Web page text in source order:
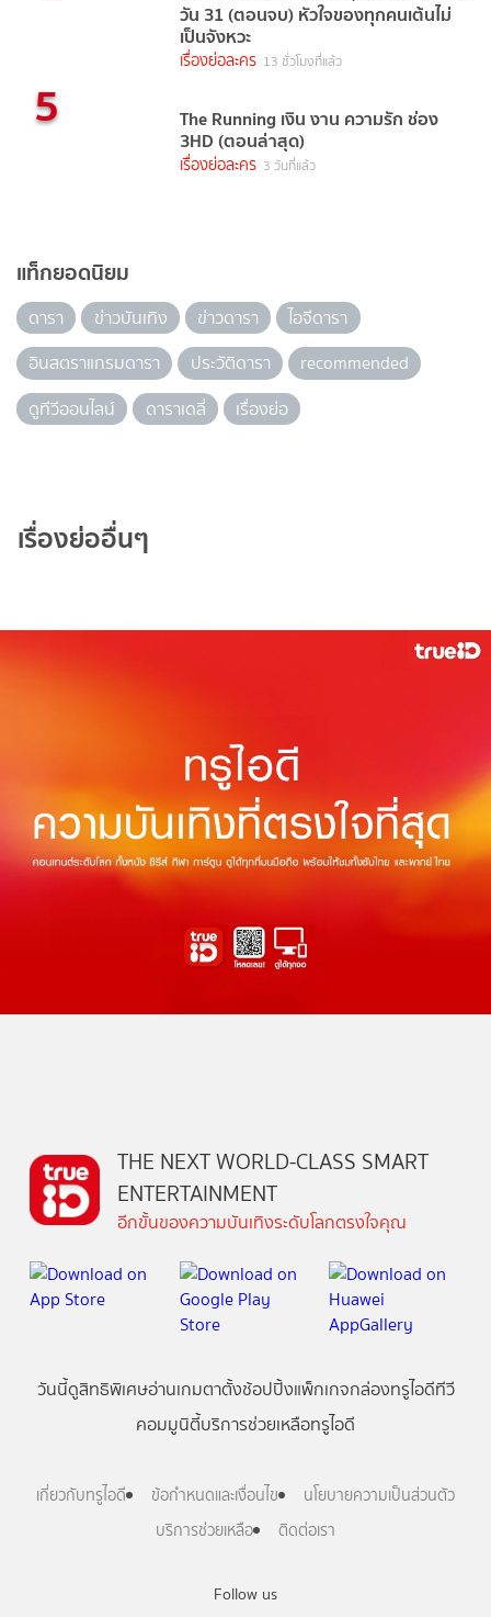
วัน 31 (ตอนจบ) หัวใจของทุกคนเต้นไม่
เป็นจังหวะ
เรื่องย่อละคร 13 ชั่วโมงที่แล้ว
5 The Running เงิน งาน ความรัก ช่อง
3HD (ตอนล่าสุด)
เรื่องย่อละคร 3 วันที่แล้ว
แท็กยอดนิยม
ดารา ข่าวบันเทิง ข่าวดารา
ไอจีดารา
อินสตราแกรมดารา
ประวัติดารา
recommended
ดูทีวีออนไลน์
ดาราเดลี่ เรื่องย่อ
เรื่องย่ออื่นๆ
Follow us
THE NEXT WORLD-CLASS SMART
ENTERTAINMENT
อีกขั้นของความบันเทิงระดับโลกตรงใจคุณ
วันนี้ดูสิทธิพิเศษอ่านเกมตาตั้งช้อปปิ้งแพ็กเกจกล่องทรูไอดีทีวี
คอมมูนิตี้บริการช่วยเหลือทรูไอดี
เกี่ยวกับทรูไอดี ข้อกำหนดและเงื่อนไข
นโยบายความเป็นส่วนตัว
บริการช่วยเหลือ
ติดต่อเรา